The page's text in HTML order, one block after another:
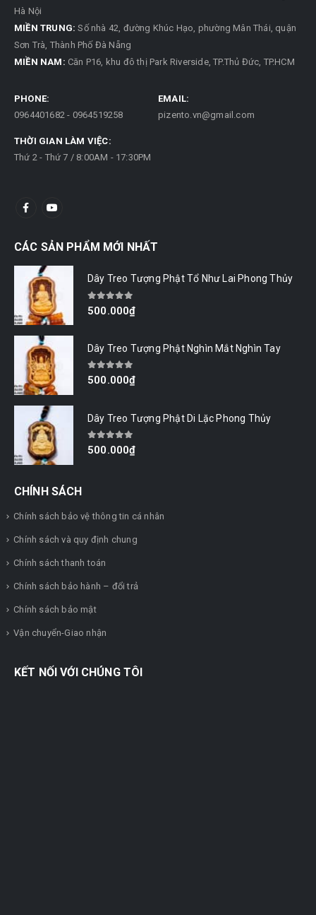
Hà Nội
MIỀN TRUNG: Số nhà 42, đường Khúc Hạo, phường Mân Thái, quận
Sơn Trà, Thành Phố Đà Nẵng
MIỀN NAM: Căn P16, khu đô thị Park Riverside, TP.Thủ Đức, TP.HCM
PHONE:
0964401682 - 0964519258
EMAIL:
pizento.vn@gmail.com
THỜI GIAN LÀM VIỆC:
Thứ 2 - Thứ 7 / 8:00AM - 17:30PM
CÁC SẢN PHẨM MỚI NHẤT
Dây Treo Tượng Phật Tổ Như Lai Phong Thủy
0out of 5
500.000₫
Dây Treo Tượng Phật Nghìn Mắt Nghìn Tay
0out of 5
500.000₫
Dây Treo Tượng Phật Di Lặc Phong Thủy
0out of 5
500.000₫
CHÍNH SÁCH
Chính sách bảo vệ thông tin cá nhân
Chính sách và quy định chung
Chính sách thanh toán
Chính sách bảo hành – đổi trả
Chính sách bảo mật
Vận chuyển-Giao nhận
KẾT NỐI VỚI CHÚNG TÔI